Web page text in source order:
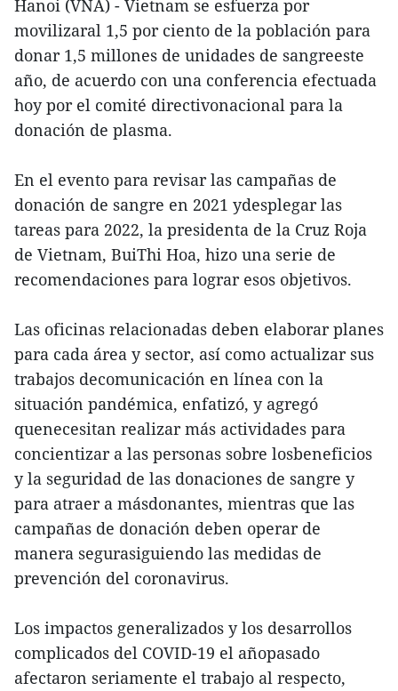
Hanoi (VNA) - Vietnam se esfuerza por
movilizaral 1,5 por ciento de la población para
donar 1,5 millones de unidades de sangreeste
año, de acuerdo con una conferencia efectuada
hoy por el comité directivonacional para la
donación de plasma.
En el evento para revisar las campañas de
donación de sangre en 2021 ydesplegar las
tareas para 2022, la presidenta de la Cruz Roja
de Vietnam, BuiThi Hoa, hizo una serie de
recomendaciones para lograr esos objetivos.
Las oficinas relacionadas deben elaborar planes
para cada área y sector, así como actualizar sus
trabajos decomunicación en línea con la
situación pandémica, enfatizó, y agregó
quenecesitan realizar más actividades para
concientizar a las personas sobre losbeneficios
y la seguridad de las donaciones de sangre y
para atraer a másdonantes, mientras que las
campañas de donación deben operar de
manera segurasiguiendo las medidas de
prevención del coronavirus.
Los impactos generalizados y los desarrollos
complicados del COVID-19 el añopasado
afectaron seriamente el trabajo al respecto,